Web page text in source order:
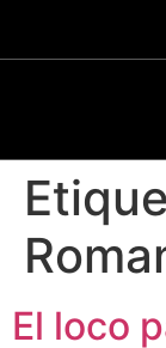
El loco